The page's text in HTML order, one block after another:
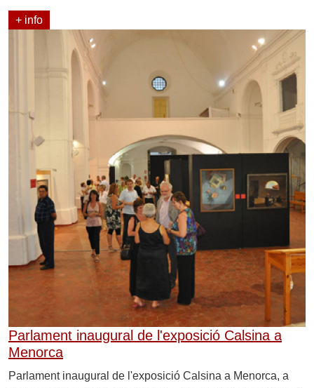
+ info
Parlament inaugural de l'exposició Calsina a
Menorca
Parlament inaugural de l'exposició Calsina a Menorca, a